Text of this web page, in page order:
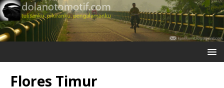
Flores Timur